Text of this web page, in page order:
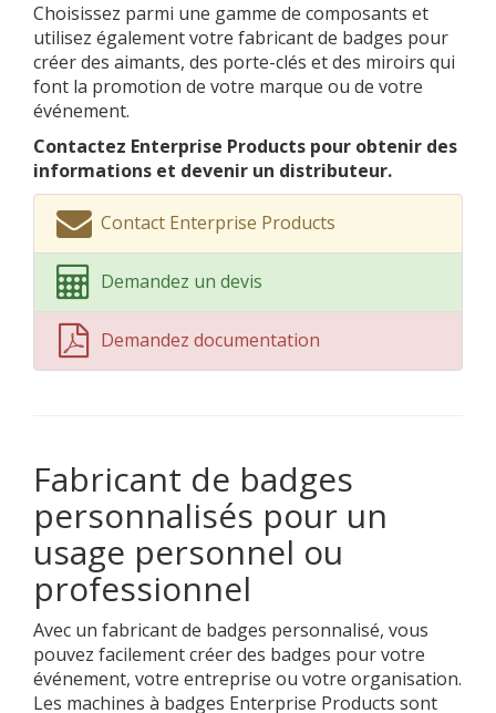
Choisissez parmi une gamme de composants et
utilisez également votre fabricant de badges pour
créer des aimants, des porte-clés et des miroirs qui
font la promotion de votre marque ou de votre
événement.
Contactez Enterprise Products pour obtenir des
informations et devenir un distributeur.
Contact Enterprise Products
Demandez un devis
Demandez documentation
Fabricant de badges
personnalisés pour un
usage personnel ou
professionnel
Avec un fabricant de badges personnalisé, vous
pouvez facilement créer des badges pour votre
événement, votre entreprise ou votre organisation.
Les machines à badges Enterprise Products sont